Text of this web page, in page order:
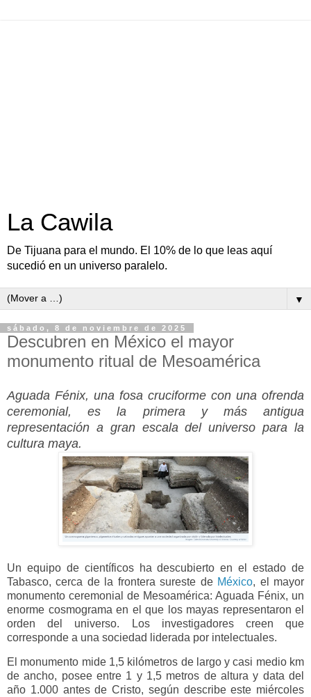
La Cawila
De Tijuana para el mundo. El 10% de lo que leas aquí
sucedió en un universo paralelo.
▼
sábado, 8 de noviembre de 2025
Descubren en México el mayor
monumento ritual de Mesoamérica
Aguada Fénix, una fosa cruciforme con una ofrenda
ceremonial, es la primera y más antigua
representación a gran escala del universo para la
cultura maya.
Un equipo de científicos ha descubierto en el estado de
Tabasco, cerca de la frontera sureste de México, el mayor
monumento ceremonial de Mesoamérica: Aguada Fénix, un
enorme cosmograma en el que los mayas representaron el
orden del universo. Los investigadores creen que
corresponde a una sociedad liderada por intelectuales.
El monumento mide 1,5 kilómetros de largo y casi medio km
de ancho, posee entre 1 y 1,5 metros de altura y data del
año 1.000 antes de Cristo, según describe este miércoles